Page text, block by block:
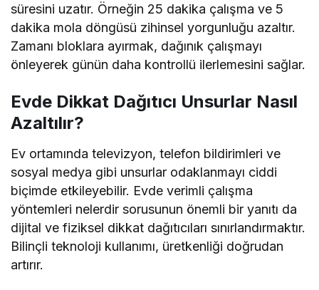
süresini uzatır. Örneğin 25 dakika çalışma ve 5
dakika mola döngüsü zihinsel yorgunluğu azaltır.
Zamanı bloklara ayırmak, dağınık çalışmayı
önleyerek günün daha kontrollü ilerlemesini sağlar.
Evde Dikkat Dağıtıcı Unsurlar Nasıl
Azaltılır?
Ev ortamında televizyon, telefon bildirimleri ve
sosyal medya gibi unsurlar odaklanmayı ciddi
biçimde etkileyebilir. Evde verimli çalışma
yöntemleri nelerdir sorusunun önemli bir yanıtı da
dijital ve fiziksel dikkat dağıtıcıları sınırlandırmaktır.
Bilinçli teknoloji kullanımı, üretkenliği doğrudan
artırır.